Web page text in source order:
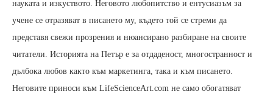
науката и изкуството. Неговото любопитство и ентусиазъм за
учене се отразяват в писането му, където той се стреми да
представя свежи прозрения и нюансирано разбиране на своите
читатели. Историята на Петър е за отдаденост, многостранност и
дълбока любов както към маркетинга, така и към писането.
Неговите приноси към LifeScienceArt.com не само обогатяват